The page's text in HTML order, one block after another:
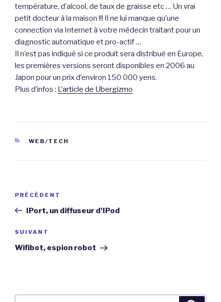
température, d’alcool, de taux de graisse etc … Un vrai
petit docteur à la maison !!! Il ne lui manque qu’une
connection via Internet à votre médecin traitant pour un
diagnostic automatique et pro-actif …
Il n’est pas indiqué si ce produit sera distribué en Europe,
les premières versions seront disponibles en 2006 au
Japon pour un prix d’environ 150 000 yens.
Plus d’infos : L’article de Ubergizmo
CATÉGORIES
WEB/TECH
Navigation
l’article
Article
précédent
PRÉCÉDENT
IPort, un diffuseur d'IPod
Article
suivant
SUIVANT
Wifibot, espion robot